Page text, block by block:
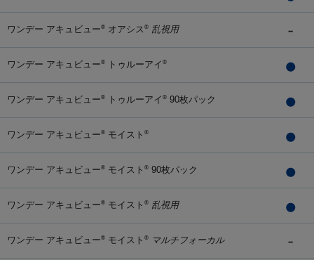
ワンデー アキュビュー® オアシス ® 乱視用
ワンデー アキュビュー® トゥルーアイ ®
ワンデー アキュビュー® トゥルーアイ ® 90枚パック
ワンデー アキュビュー® モイスト ®
ワンデー アキュビュー® モイスト ® 90枚パック
ワンデー アキュビュー® モイスト ® 乱視用
ワンデー アキュビュー® モイスト ® マルチフォーカル